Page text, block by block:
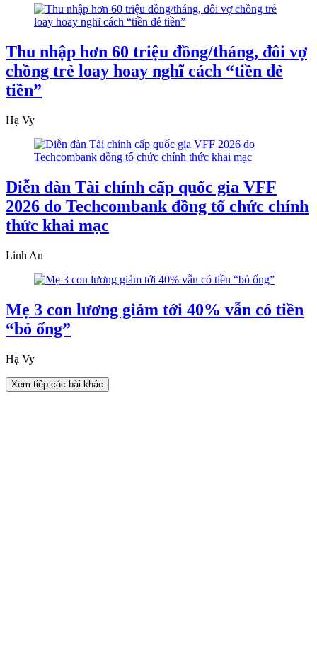
Thu nhập hơn 60 triệu đồng/tháng, đôi vợ
chồng trẻ loay hoay nghĩ cách “tiền đẻ
tiền”
Hạ Vy
Diễn đàn Tài chính cấp quốc gia VFF
2026 do Techcombank đồng tổ chức chính
thức khai mạc
Linh An
Mẹ 3 con lương giảm tới 40% vẫn có tiền
“bỏ ống”
Hạ Vy
Xem tiếp các bài khác